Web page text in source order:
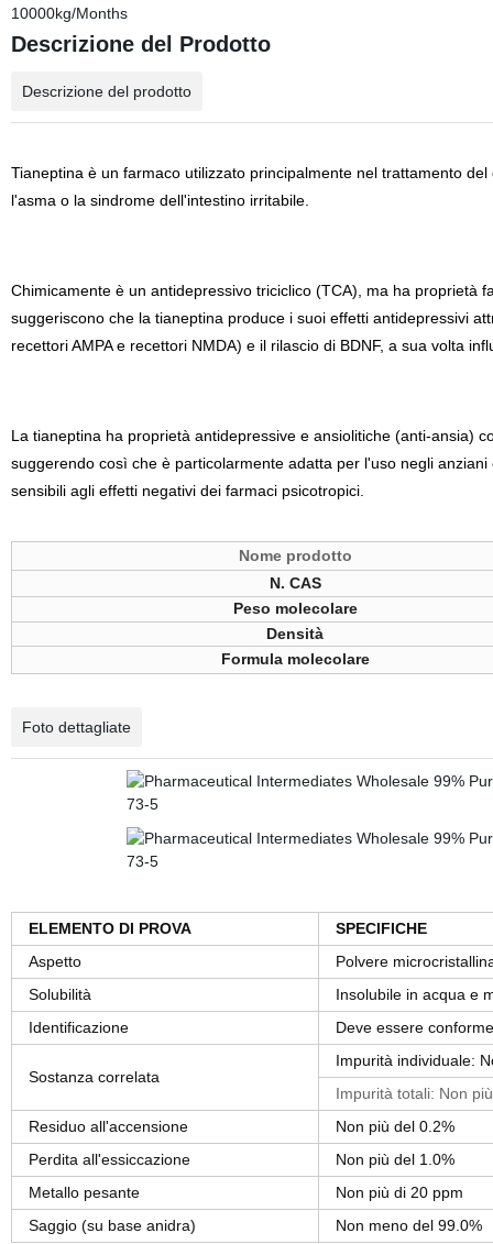
10000kg/Months
Descrizione del Prodotto
Descrizione del prodotto
Tianeptina è un farmaco utilizzato principalmente nel trattamento
l'asma o la sindrome dell'intestino irritabile.
Chimicamente è un antidepressivo triciclico (TCA), ma ha proprietà
suggeriscono che la tianeptina produce i suoi effetti antidepressivi
recettori AMPA e recettori NMDA) e il rilascio di BDNF, a sua volta
La tianeptina ha proprietà antidepressive e ansiolitiche (anti-ansia)
suggerendo così che è particolarmente adatta per l'uso negli
sensibili agli effetti negativi dei farmaci psicotropici.
Nome prodotto
N. CAS
Peso molecolare
Densità
Formula molecolare
Foto dettagliate
ELEMENTO DI PROVA
SPECIFICHE
Aspetto
Polvere
Solubilità
Insolubile in acqua e
Identificazione
Deve essere conforme
Sostanza correlata
Impurità individuale:
Impurità totali: Non
Residuo all'accensione
Non più del 0.2%
Perdita all'essiccazione
Non più del 1.0%
Metallo pesante
Non più di 20 ppm
Saggio (su base anidra)
Non meno del 99.0%